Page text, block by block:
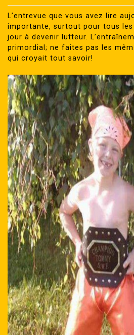
L’entrevue que vous avez lire
importante, surtout pour tous les
jour à devenir lutteur.
primordial; ne faites pas les
qui croyait tout savoir!